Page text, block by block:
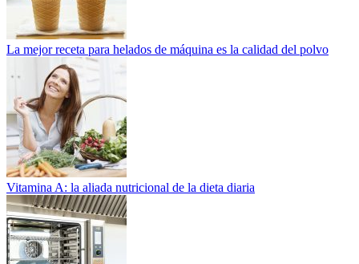
La mejor receta para helados de máquina es la calidad del polvo
Vitamina A: la aliada nutricional de la dieta diaria